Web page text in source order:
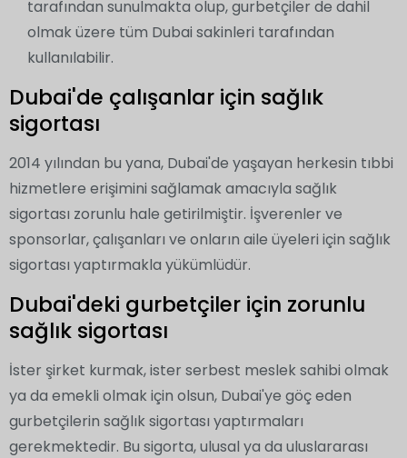
tarafından sunulmakta olup, gurbetçiler de dahil
olmak üzere tüm Dubai sakinleri tarafından
kullanılabilir.
Dubai'de çalışanlar için sağlık
sigortası
2014 yılından bu yana, Dubai'de yaşayan herkesin tıbbi
hizmetlere erişimini sağlamak amacıyla sağlık
sigortası zorunlu hale getirilmiştir. İşverenler ve
sponsorlar, çalışanları ve onların aile üyeleri için sağlık
sigortası yaptırmakla yükümlüdür.
Dubai'deki gurbetçiler için zorunlu
sağlık sigortası
İster şirket kurmak, ister serbest meslek sahibi olmak
ya da emekli olmak için olsun, Dubai'ye göç eden
gurbetçilerin sağlık sigortası yaptırmaları
gerekmektedir. Bu sigorta, ulusal ya da uluslararası